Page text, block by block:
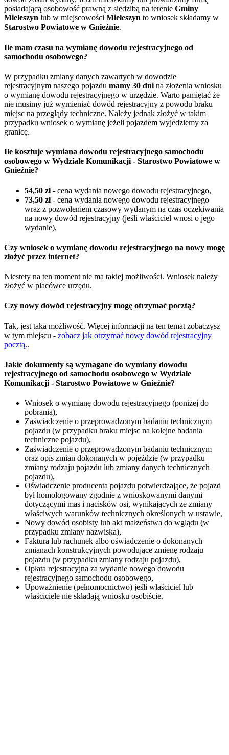
posiadającą osobowość prawną z siedzibą na terenie Gminy
Mieleszyn lub w miejscowości Mieleszyn to wniosek składamy w
Starostwo Powiatowe w Gnieźnie.
Ile mam czasu na wymianę dowodu rejestracyjnego od
samochodu osobowego?
W przypadku zmiany danych zawartych w dowodzie
rejestracyjnym naszego pojazdu mamy 30 dni na złożenia wniosku
o wymianę dowodu rejestracyjnego w urzędzie. Warto pamiętać że
nie musimy już wymieniać dowód rejestracyjny z powodu braku
miejsc na przeglądy techniczne. Należy jednak złożyć w takim
przypadku wniosek o wymianę jeżeli pojazdem wyjedziemy za
granicę.
Ile kosztuje wymiana dowodu rejestracyjnego samochodu
osobowego w Wydziale Komunikacji - Starostwo Powiatowe w
Gnieźnie?
54,50 zł- cena wydania nowego dowodu rejestracyjnego,
73,50 zł- cena wydania nowego dowodu rejestracyjnego
wraz z pozwoleniem czasowy wydanym na czas oczekiwania
na nowy dowód rejestracyjny (jeśli właściciel wnosi o jego
wydanie),
Czy wniosek o wymianę dowodu rejestracyjnego na nowy mogę
złożyć przez internet?
Niestety na ten moment nie ma takiej możliwości. Wniosek należy
złożyć w placówce urzędu.
Czy nowy dowód rejestracyjny mogę otrzymać pocztą?
Tak, jest taka możliwość. Więcej informacji na ten temat zobaczysz
w tym miejscu - zobacz jak otrzymać nowy dowód rejestracyjny
pocztą..
Jakie dokumenty są wymagane do wymiany dowodu
rejestracyjnego od samochodu osobowego w Wydziale
Komunikacji - Starostwo Powiatowe w Gnieźnie?
Wniosek o wymianę dowodu rejestracyjnego (poniżej do
pobrania),
Zaświadczenie o przeprowadzonym badaniu technicznym
pojazdu (w przypadku braku miejsc na kolejne badania
techniczne pojazdu),
Zaświadczenie o przeprowadzonym badaniu technicznym
oraz opis zmian dokonanych w pojeździe (w przypadku
zmiany rodzaju pojazdu lub zmiany danych technicznych
pojazdu),
Oświadczenie producenta pojazdu potwierdzające, że pojazd
był homologowany zgodnie z wnioskowanymi danymi
dotyczącymi mas i nacisków osi, wynikających ze zmiany
właściwych warunków technicznych określonych w ustawie,
Nowy dowód osobisty lub akt małżeństwa do wglądu (w
przypadku zmiany nazwiska),
Faktura lub rachunek albo oświadczenie o dokonanych
zmianach konstrukcyjnych powodujące zmienę rodzaju
pojazdu (w przypadku zmiany rodzaju pojazdu),
Opłata rejestracyjna za wydanie nowego dowodu
rejestracyjnego samochodu osobowego,
Upoważnienie (pełnomocnictwo) jeśli właściciel lub
właściciele nie składają wniosku osobiście.